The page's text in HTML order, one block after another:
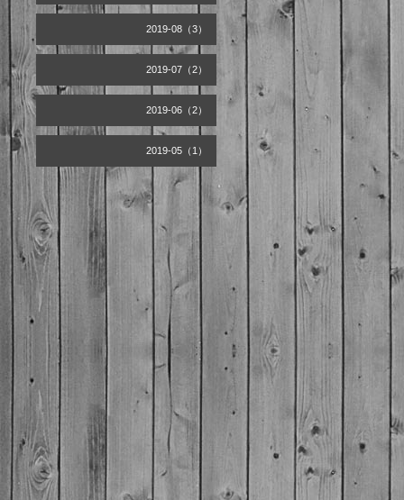
2019-08（3）
2019-07（2）
2019-06（2）
2019-05（1）